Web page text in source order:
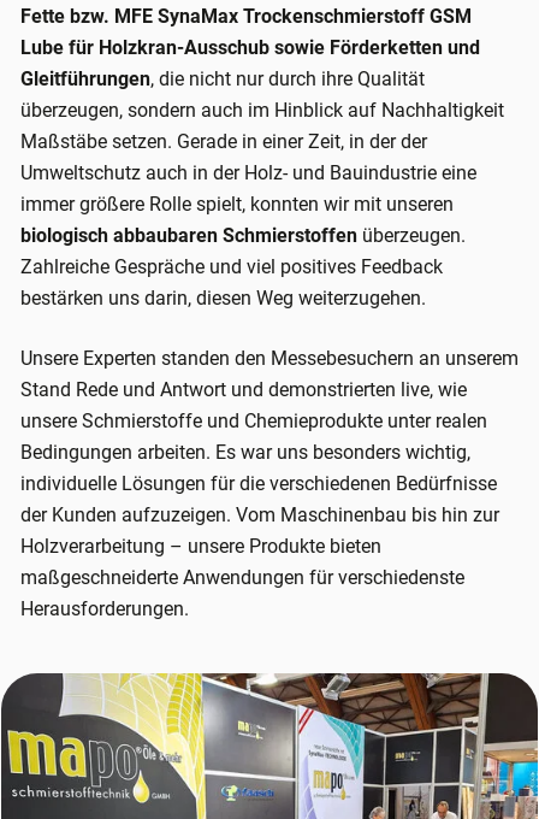
Fette bzw. MFE SynaMax Trockenschmierstoff GSM
Lube für Holzkran-Ausschub sowie Förderketten und
Gleitführungen, die nicht nur durch ihre Qualität
überzeugen, sondern auch im Hinblick auf Nachhaltigkeit
Maßstäbe setzen. Gerade in einer Zeit, in der der
Umweltschutz auch in der Holz- und Bauindustrie eine
immer größere Rolle spielt, konnten wir mit unseren
biologisch abbaubaren Schmierstoffen überzeugen.
Zahlreiche Gespräche und viel positives Feedback
bestärken uns darin, diesen Weg weiterzugehen.
Unsere Experten standen den Messebesuchern an unserem
Stand Rede und Antwort und demonstrierten live, wie
unsere Schmierstoffe und Chemieprodukte unter realen
Bedingungen arbeiten. Es war uns besonders wichtig,
individuelle Lösungen für die verschiedenen Bedürfnisse
der Kunden aufzuzeigen. Vom Maschinenbau bis hin zur
Holzverarbeitung – unsere Produkte bieten
maßgeschneiderte Anwendungen für verschiedenste
Herausforderungen.